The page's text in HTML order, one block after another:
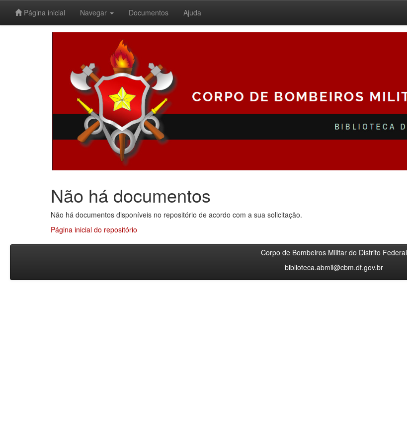
Página inicial Navegar Documentos Ajuda
Não há documentos
Não há documentos disponíveis no repositório de acordo com a sua solicitação.
Página inicial do repositório
Corpo de Bombeiros Militar do Distrito Federal
biblioteca.abmil@cbm.df.gov.br